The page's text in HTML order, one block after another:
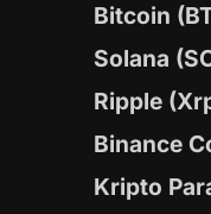
Bitcoin
Solana
Ripple
Binance
Kripto